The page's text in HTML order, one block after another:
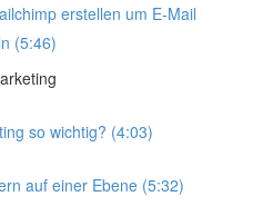
erstellen um E-Mail
(5:46)
so wichtig? (4:03)
auf einer Ebene (5:32)